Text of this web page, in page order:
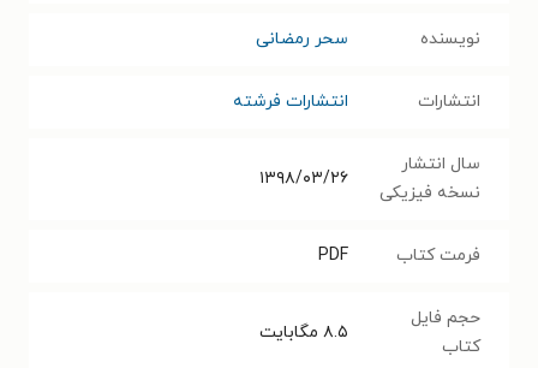
نویسنده سحر رمضانی
انتشارات انتشارات فرشته
سال انتشار
نسخه فیزیکی
۱۳۹۸/۰۳/۲۶
فرمت کتاب PDF
حجم فایل
کتاب
۸.۵ مگابایت